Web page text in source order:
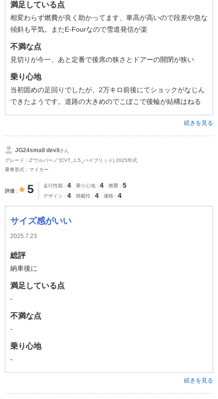
満足している点
相変わらず燃費が良く助かってます、車高が高いので段差や急な
傾斜も平気。またE-Fourなので雪道発信が楽
不満な点
見切りが今一、あと定番で後席の狭さとドアーの開閉が狭い
乗り心地
当初固めの足回りでしたが、2万キロ前後にてショックがなじん
できたようです。道路の大きめのでこぼこで後輪が結構はねる
続きを見る
JG24small devilさん
グレード：Z“ウルバーノ”(CVT_1.5_ハイブリッド) 2025年式
乗車形式：マイカー
評価 5 走行性能 4 乗り心地 4 燃費 5
デザイン 4 積載性 4 価格 4
サイズ感がいい
2025.7.23
総評
納車後に
満足している点
-
不満な点
-
乗り心地
-
続きを見る